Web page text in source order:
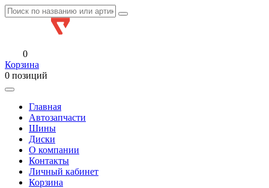
0
Корзина
0 позиций
Главная
Автозапчасти
Шины
Диски
О компании
Контакты
Личный кабинет
Корзина